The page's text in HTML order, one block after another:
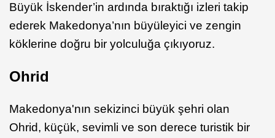
Büyük İskender’in ardında bıraktığı izleri takip
ederek Makedonya’nın büyüleyici ve zengin
köklerine doğru bir yolculuğa çıkıyoruz.
Ohrid
Makedonya'nın sekizinci büyük şehri olan
Ohrid, küçük, sevimli ve son derece turistik bir